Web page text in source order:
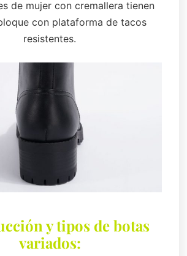
de mujer con cremallera tienen
con plataforma de tacos
resistentes.
y tipos de botas
variados: